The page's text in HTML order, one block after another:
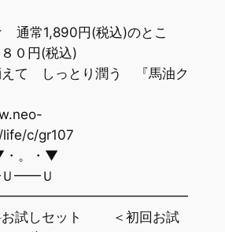
1,890円(税込)のとこ
０円(税込)
て しっとり潤う 『馬油ク
c/gr107
・▼
━━Ｕ
試しセット ＜初回お試